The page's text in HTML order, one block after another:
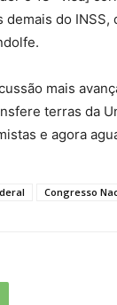
demais do
mais
terras da
e agora
Congresso